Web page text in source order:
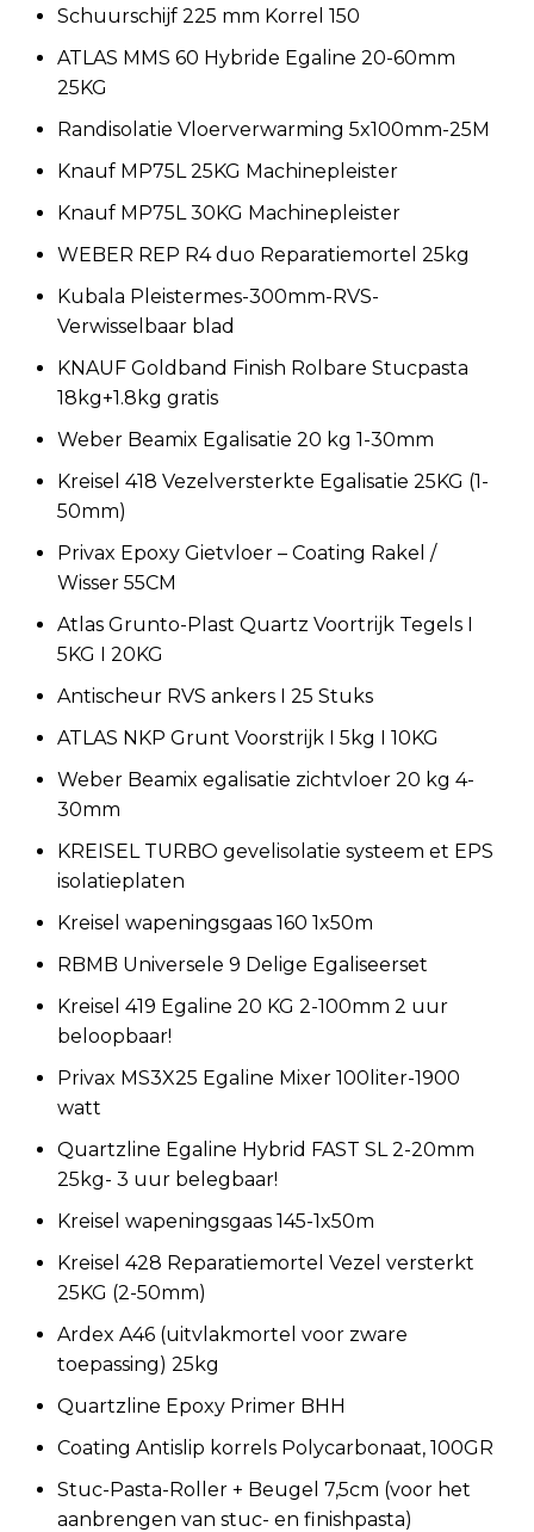
Schuurschijf 225 mm Korrel 150
ATLAS MMS 60 Hybride Egaline 20-60mm
25KG
Randisolatie Vloerverwarming 5x100mm-25M
Knauf MP75L 25KG Machinepleister
Knauf MP75L 30KG Machinepleister
WEBER REP R4 duo Reparatiemortel 25kg
Kubala Pleistermes-300mm-RVS-
Verwisselbaar blad
KNAUF Goldband Finish Rolbare Stucpasta
18kg+1.8kg gratis
Weber Beamix Egalisatie 20 kg 1-30mm
Kreisel 418 Vezelversterkte Egalisatie 25KG (1-
50mm)
Privax Epoxy Gietvloer – Coating Rakel /
Wisser 55CM
Atlas Grunto-Plast Quartz Voortrijk Tegels І
5KG І 20KG
Antischeur RVS ankers I 25 Stuks
ATLAS NKP Grunt Voorstrijk I 5kg I 10KG
Weber Beamix egalisatie zichtvloer 20 kg 4-
30mm
KREISEL TURBO gevelisolatie systeem et EPS
isolatieplaten
Kreisel wapeningsgaas 160 1x50m
RBMB Universele 9 Delige Egaliseerset
Kreisel 419 Egaline 20 KG 2-100mm 2 uur
beloopbaar!
Privax MS3X25 Egaline Mixer 100liter-1900
watt
Quartzline Egaline Hybrid FAST SL 2-20mm
25kg- 3 uur belegbaar!
Kreisel wapeningsgaas 145-1x50m
Kreisel 428 Reparatiemortel Vezel versterkt
25KG (2-50mm)
Ardex A46 (uitvlakmortel voor zware
toepassing) 25kg
Quartzline Epoxy Primer BHH
Coating Antislip korrels Polycarbonaat, 100GR
Stuc-Pasta-Roller + Beugel 7,5cm (voor het
aanbrengen van stuc- en finishpasta)